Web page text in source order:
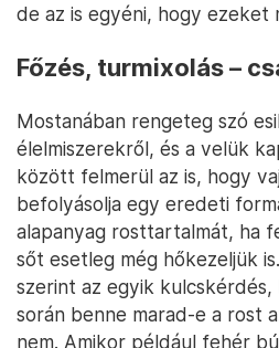
de az is egyéni, hogy ezeket
Főzés, turmixolás –
Mostanában rengeteg szó
élelmiszerekről, és a velük
között felmerül az is, hogy
befolyásolja egy eredeti
alapanyag rosttartalmát, ha
sőt esetleg még hőkezeljük is.
szerint az egyik kulcskérdés,
során benne marad-e a rost
nem. Amikor például fehér